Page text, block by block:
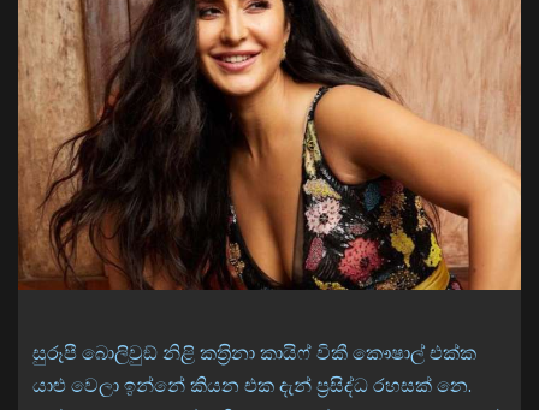
සුරූපී බොලිවුඞ් නිළි කත‍්‍රිනා කායිෆ් විකී කෞෂාල් එක්ක
යාළු වෙලා ඉන්නේ කියන එක දැන් ප්‍රසිද්ධ රහසක් නෙ.